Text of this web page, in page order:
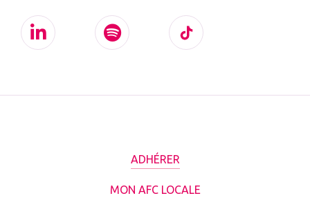
ADHÉRER
MON AFC LOCALE